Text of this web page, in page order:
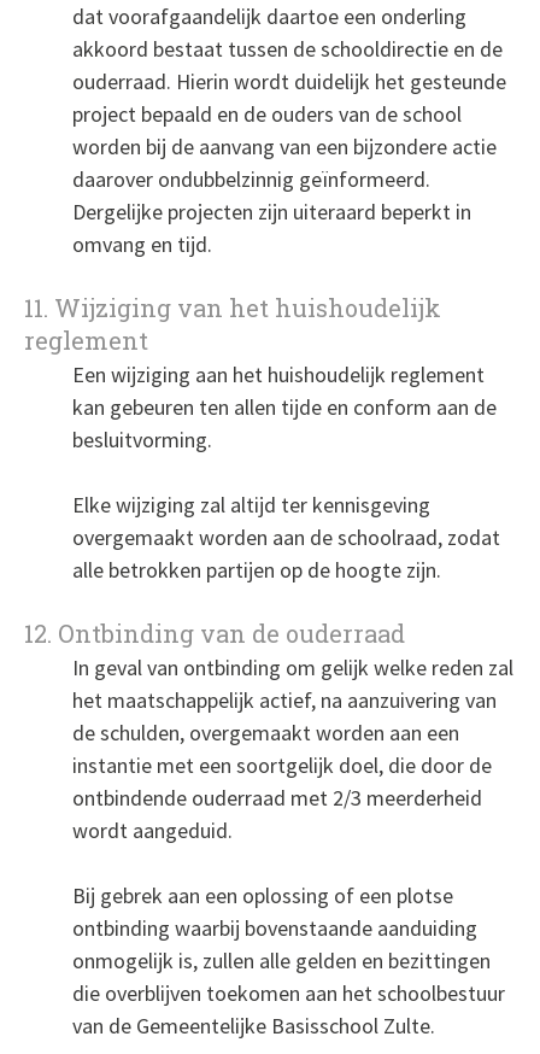
dat voorafgaandelijk daartoe een onderling
akkoord bestaat tussen de schooldirectie en de
ouderraad. Hierin wordt duidelijk het gesteunde
project bepaald en de ouders van de school
worden bij de aanvang van een bijzondere actie
daarover ondubbelzinnig geïnformeerd.
Dergelijke projecten zijn uiteraard beperkt in
omvang en tijd.
11. Wijziging van het huishoudelijk
reglement
Een wijziging aan het huishoudelijk reglement
kan gebeuren ten allen tijde en conform aan de
besluitvorming.
Elke wijziging zal altijd ter kennisgeving
overgemaakt worden aan de schoolraad, zodat
alle betrokken partijen op de hoogte zijn.
12. Ontbinding van de ouderraad
In geval van ontbinding om gelijk welke reden zal
het maatschappelijk actief, na aanzuivering van
de schulden, overgemaakt worden aan een
instantie met een soortgelijk doel, die door de
ontbindende ouderraad met 2/3 meerderheid
wordt aangeduid.
Bij gebrek aan een oplossing of een plotse
ontbinding waarbij bovenstaande aanduiding
onmogelijk is, zullen alle gelden en bezittingen
die overblijven toekomen aan het schoolbestuur
van de Gemeentelijke Basisschool Zulte.